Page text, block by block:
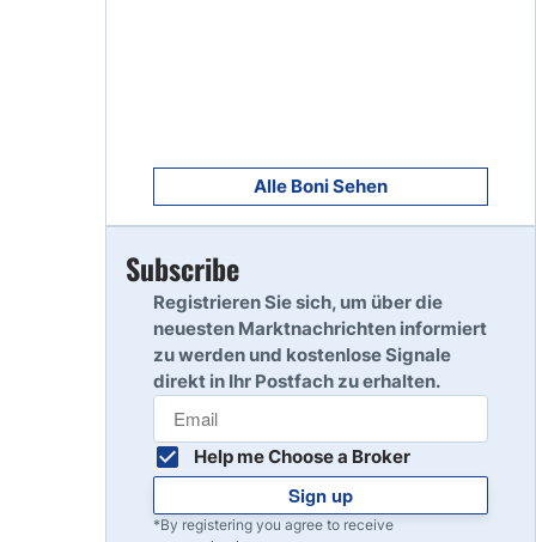
10
Alle Boni Sehen
Subscribe
Registrieren Sie sich, um über die
neuesten Marktnachrichten informiert
zu werden und kostenlose Signale
direkt in Ihr Postfach zu erhalten.
Help me Choose a Broker
Sign up
*By registering you agree to receive